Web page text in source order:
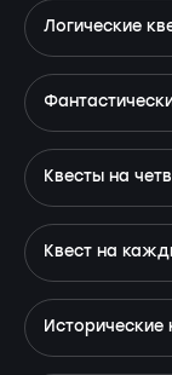
Логические
Квесты на
Квест на
Исторические